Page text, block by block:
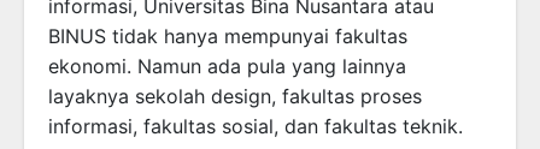
informasi, Universitas Bina Nusantara atau
BINUS tidak hanya mempunyai fakultas
ekonomi. Namun ada pula yang lainnya
layaknya sekolah design, fakultas proses
informasi, fakultas sosial, dan fakultas teknik.